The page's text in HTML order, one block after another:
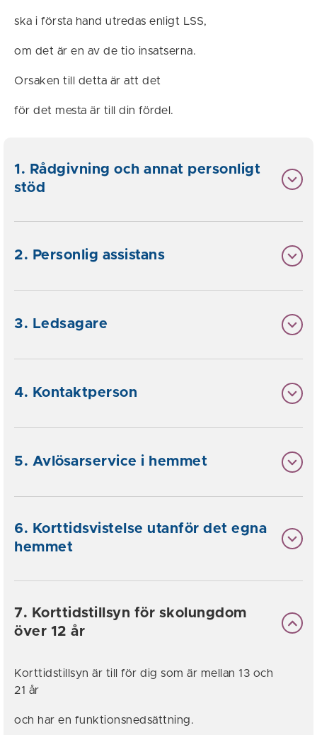
ska i första hand utredas enligt LSS,
om det är en av de tio insatserna.
Orsaken till detta är att det
för det mesta är till din fördel.
1. Rådgivning och annat personligt
stöd
2. Personlig assistans
3. Ledsagare
4. Kontaktperson
5. Avlösarservice i hemmet
6. Korttidsvistelse utanför det egna
hemmet
7. Korttidstillsyn för skolungdom
över 12 år
Korttidstillsyn är till för dig som är mellan 13 och
21 år
och har en funktionsnedsättning.